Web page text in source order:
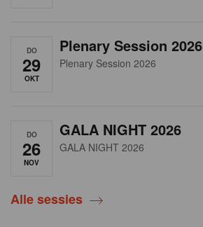
DO
29
OKT
Plenary Session 2026
Plenary Session 2026
DO
26
NOV
GALA NIGHT 2026
GALA NIGHT 2026
Alle sessies